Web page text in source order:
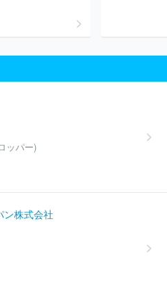
式会社エス・ケイ通信
ＩＳＥ
株式会社ＣＢＣクリエイ
ットワーク
ッパー)
ン株式会社